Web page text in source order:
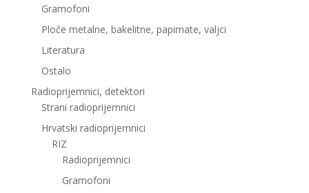
Gramofoni
Ploče metalne, bakelitne, papirnate, valjci
Literatura
Ostalo
Radioprijemnici, detektori
Strani radioprijemnici
Hrvatski radioprijemnici
RIZ
Radioprijemnici
Gramofoni